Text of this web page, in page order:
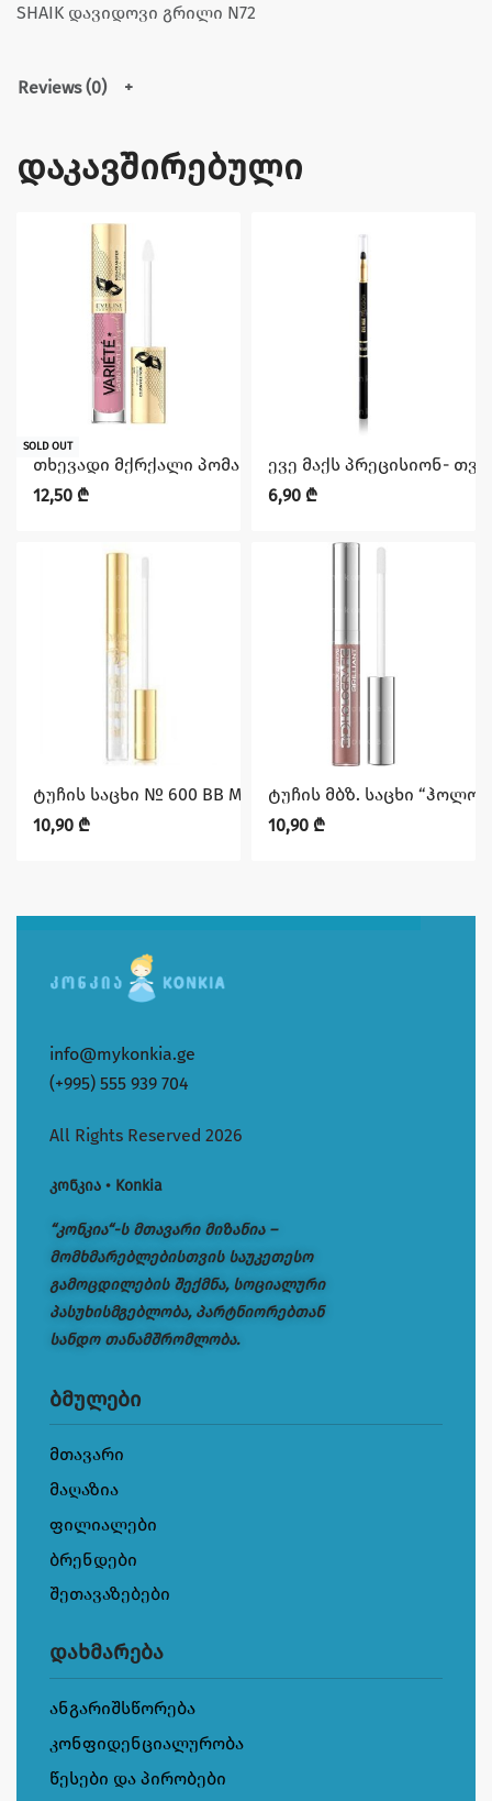
SHAIK დავიდოვი გრილი N72
Reviews (0)
დაკავშირებული
SOLD OUT
თხევადი მქრქალი პომადა ჰიალურონის მჟავით No12
12,50 ₾
ევე მაქს პრეცისიონ-
6,90 ₾
ტუჩის საცხი № 600 BB MAGIC GLOSS, 9 მლ EVELINE
10,90 ₾
ტუჩის მბზ. საცხი
10,90 ₾
info@mykonkia.ge
(+995) 555 939 704
All Rights Reserved 2026
კონკია • Konkia
“კონკია“-ს მთავარი მიზანია –
მომხმარებლებისთვის საუკეთესო
გამოცდილების შექმნა, სოციალური
პასუხისმგებლობა, პარტნიორებთან
სანდო თანამშრომლობა.
ბმულები
მთავარი
მაღაზია
ფილიალები
ბრენდები
შეთავაზებები
დახმარება
ანგარიშსწორება
კონფიდენციალურობა
წესები და პირობები